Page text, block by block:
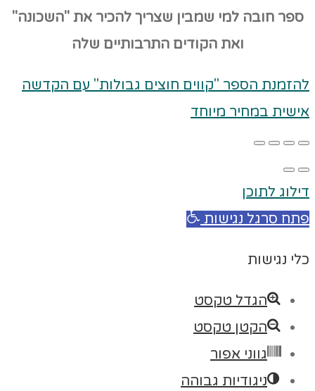
ספר חובה למי שמבין שצריך להכיר את "השכונה"
ואת הקודים התרבותיים שלה
להזמנת הספר "קווים חוצים גבולות" עם הקדשה
אישית במחיר מיוחד
דילוג לתוכן
פתח סרגל נגישות
כלי נגישות
הגדל טקסט
הקטן טקסט
גווני אפור
ניגודיות גבוהה